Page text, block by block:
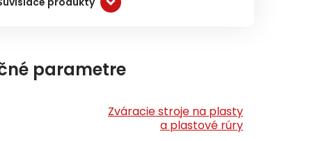
parametre
Zváracie stroje na plasty
a plastové rúry